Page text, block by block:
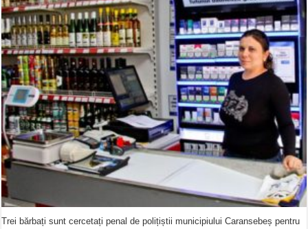
Trei bărbați sunt cercetați penal de polițiștii municipiului Caransebeș pentru